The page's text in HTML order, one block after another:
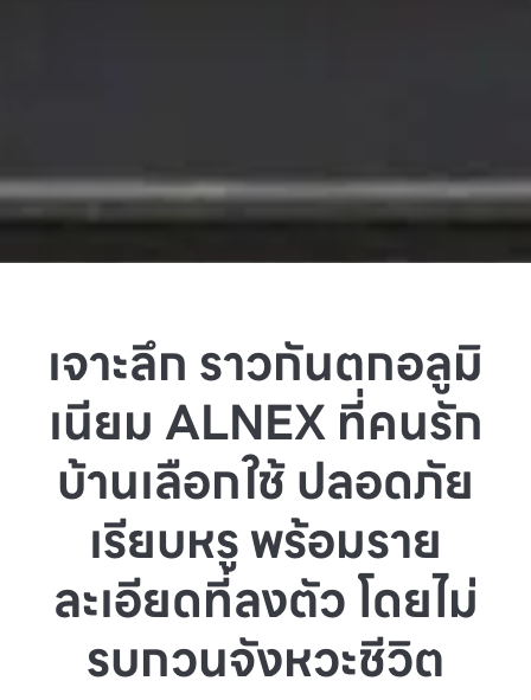
เจาะลึก ราวกันตกอลูมิ
เนียม ALNEX ที่คนรัก
บ้านเลือกใช้ ปลอดภัย
เรียบหรู พร้อมราย
ละเอียดที่ลงตัว โดยไม่
รบกวนจังหวะชีวิต